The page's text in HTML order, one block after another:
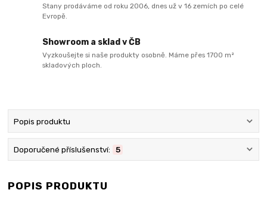
Stany prodáváme od roku 2006, dnes už v 16 zemích po celé
Evropě.
Showroom a sklad v ČB
Vyzkoušejte si naše produkty osobně. Máme přes 1700 m²
skladových ploch.
Popis produktu
Doporučené příslušenství: 5
POPIS PRODUKTU